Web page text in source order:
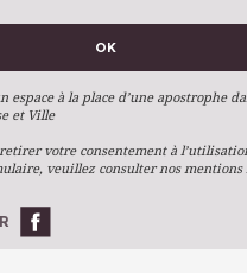
OK
à la place d’une apostrophe
et Ville
votre consentement à
veuillez consulter nos mentions